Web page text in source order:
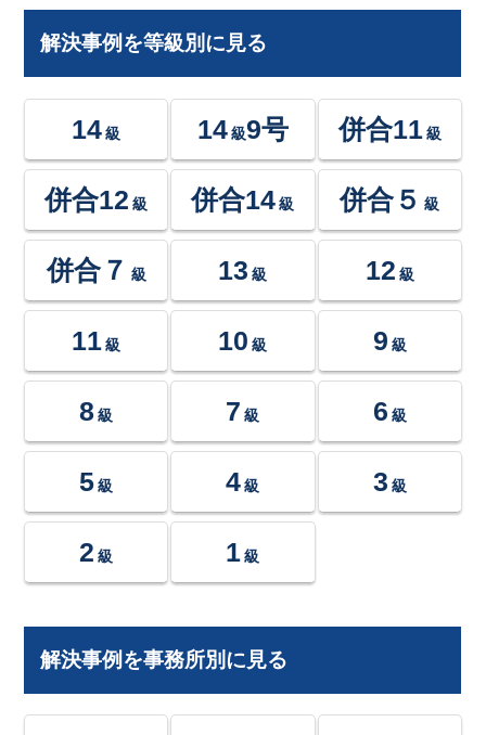
解決事例を等級別に見る
14 級 14級9号 併合11 級
併合12 級 併合14 級 併合５ 級
併合７ 級 13 級 12 級
11 級 10 級 9 級
8 級 7 級 6 級
5 級 4 級 3 級
2 級 1 級
解決事例を事務所別に見る